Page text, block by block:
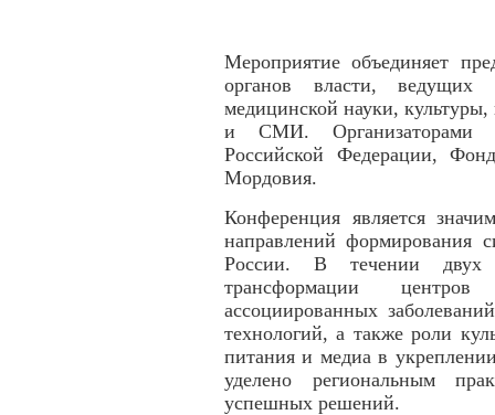
Мероприятие объединяет
органов власти, ведущих
медицинской науки,
и СМИ. Организаторами
Российской Федерации,
Мордовия.
Конференция является
направлений формирования
России. В течении двух
трансформации
ассоциированных
технологий, а также роли
питания и медиа в
уделено региональным
успешных решений.